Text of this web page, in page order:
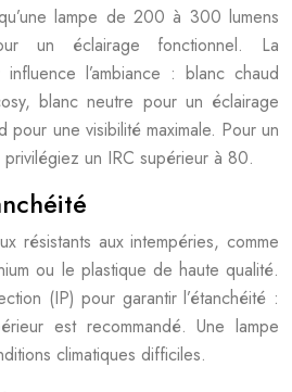
lampe de 200 à 300 lumens
un éclairage fonctionnel. La
l’ambiance : blanc chaud
blanc neutre pour un éclairage
une visibilité maximale. Pour un
un IRC supérieur à 80.
résistants aux intempéries, comme
ou le plastique de haute qualité.
(IP) pour garantir l’étanchéité :
est recommandé. Une lampe
climatiques difficiles.